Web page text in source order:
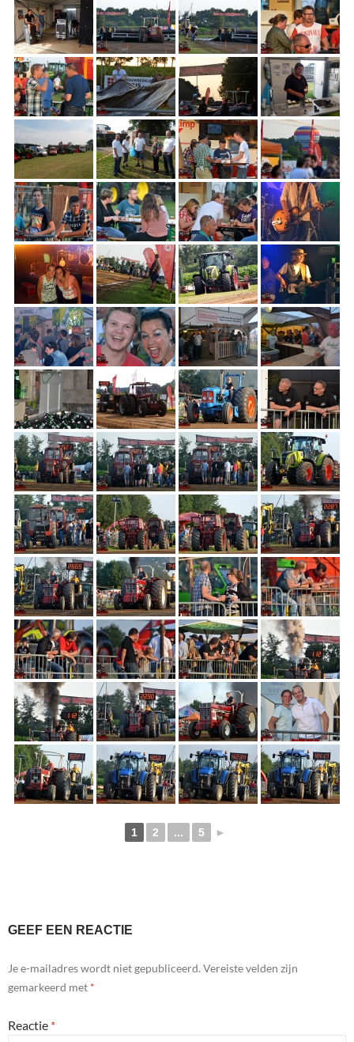
1 2 ... 5 ►
GEEF EEN REACTIE
Je e-mailadres wordt niet gepubliceerd. Vereiste velden zijn
gemarkeerd met *
Reactie *